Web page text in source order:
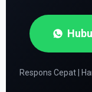
Respons Cepat |